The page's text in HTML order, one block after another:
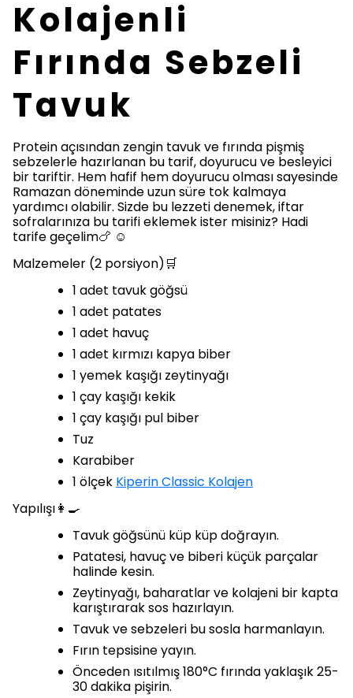
Kolajenli
Fırında Sebzeli
Tavuk
Protein açısından zengin tavuk ve fırında pişmiş
sebzelerle hazırlanan bu tarif, doyurucu ve besleyici
bir tariftir. Hem hafif hem doyurucu olması sayesinde
Ramazan döneminde uzun süre tok kalmaya
yardımcı olabilir. Sizde bu lezzeti denemek, iftar
sofralarınıza bu tarifi eklemek ister misiniz? Hadi
tarife geçelim🍗 ☺️
Malzemeler (2 porsiyon)🛒
1 adet tavuk göğsü
1 adet patates
1 adet havuç
1 adet kırmızı kapya biber
1 yemek kaşığı zeytinyağı
1 çay kaşığı kekik
1 çay kaşığı pul biber
Tuz
Karabiber
1 ölçek Kiperin Classic Kolajen
Yapılışı👩🍳
Tavuk göğsünü küp küp doğrayın.
Patatesi, havuç ve biberi küçük parçalar
halinde kesin.
Zeytinyağı, baharatlar ve kolajeni bir kapta
karıştırarak sos hazırlayın.
Tavuk ve sebzeleri bu sosla harmanlayın.
Fırın tepsisine yayın.
Önceden ısıtılmış 180°C fırında yaklaşık 25-
30 dakika pişirin.